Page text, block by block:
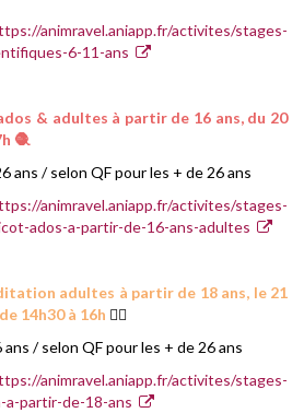
animravel.aniapp.fr/activites/stages-
6-11-ans
& adultes à partir de 16 ans, du 20
🧶
ans / selon QF pour les + de 26 ans
animravel.aniapp.fr/activites/stages-
ados-a-partir-de-16-ans-adultes
adultes à partir de 18 ans, le 21
14h30 à 16h 🧘‍♂️
/ selon QF pour les + de 26 ans
animravel.aniapp.fr/activites/stages-
a-partir-de-18-ans